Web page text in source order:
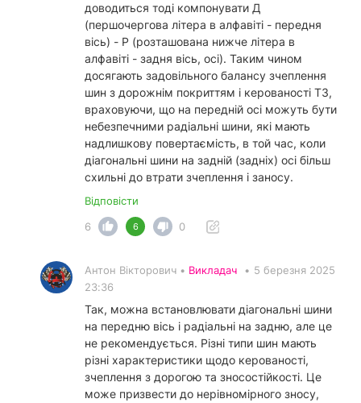
доводиться тоді компонувати Д
(першочергова літера в алфавіті - передня
вісь) - Р (розташована нижче літера в
алфавіті - задня вісь, осі). Таким чином
досягають задовільного балансу зчеплення
шин з дорожнім покриттям і керованості ТЗ,
враховуючи, що на передній осі можуть бути
небезпечними радіальні шини, які мають
надлишкову повертаємість, в той час, коли
діагональні шини на задній (задніх) осі більш
схильні до втрати зчеплення і заносу.
Відповісти
6
6 0
Антон Вікторович • Викладач • 5 березня 2025
23:36
Так, можна встановлювати діагональні шини
на передню вісь і радіальні на задню, але це
не рекомендується. Різні типи шин мають
різні характеристики щодо керованості,
зчеплення з дорогою та зносостійкості. Це
може призвести до нерівномірного зносу,